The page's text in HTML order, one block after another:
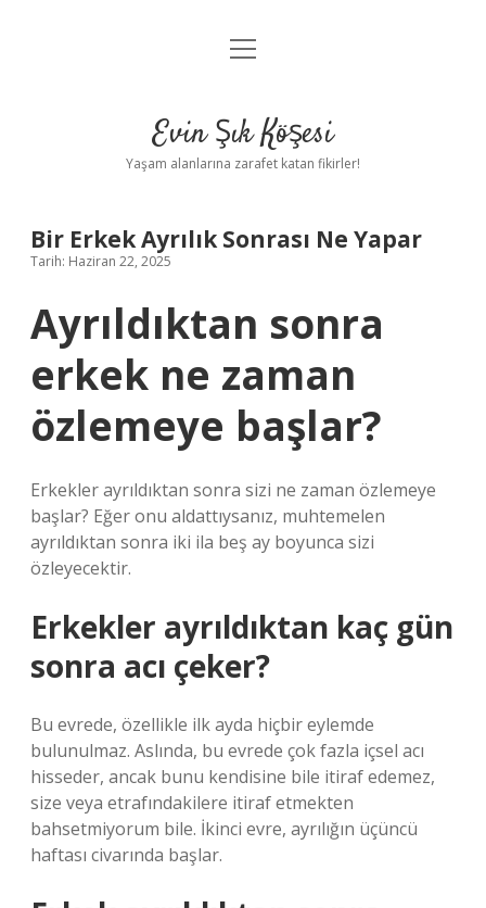
Anasayfa
Yasal Uyarı
menüyü
Evin Şık Köşesi
Yaşam alanlarına zarafet katan fikirler!
Bir Erkek Ayrılık Sonrası Ne Yapar
Tarih: Haziran 22, 2025
Ayrıldıktan sonra
erkek ne zaman
özlemeye başlar?
Erkekler ayrıldıktan sonra sizi ne zaman özlemeye
başlar? Eğer onu aldattıysanız, muhtemelen
ayrıldıktan sonra iki ila beş ay boyunca sizi
özleyecektir.
Erkekler ayrıldıktan kaç gün
sonra acı çeker?
Bu evrede, özellikle ilk ayda hiçbir eylemde
bulunulmaz. Aslında, bu evrede çok fazla içsel acı
hisseder, ancak bunu kendisine bile itiraf edemez,
size veya etrafındakilere itiraf etmekten
bahsetmiyorum bile. İkinci evre, ayrılığın üçüncü
haftası civarında başlar.